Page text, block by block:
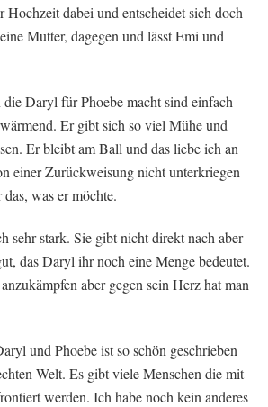
Hochzeit dabei und entscheidet sich doch
Mutter, dagegen und lässt Emi und
Daryl für Phoebe macht sind einfach
Er gibt sich so viel Mühe und
Er bleibt am Ball und das liebe ich an
einer Zurückweisung nicht unterkriegen
was er möchte.
sehr stark. Sie gibt nicht direkt nach aber
das Daryl ihr noch eine Menge bedeutet.
aber gegen sein Herz hat man
und Phoebe ist so schön geschrieben
Welt. Es gibt viele Menschen die mit
werden. Ich habe noch kein anderes